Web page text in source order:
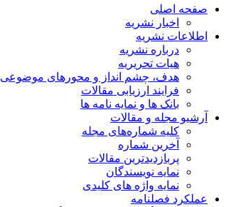
صفحه اصلی
اخبار نشریه
اطلاعات نشریه
درباره نشریه
هیات تحریریه
هدف، چشم انداز و محورهای موضوعی
فرایند ارزیابی مقالات
بانک ها و نمایه نامه ها
آرشیو مجله و مقالات
کلیه شماره‌های مجله
آخرین شماره
پربازدیدترین مقالات
نمایه نویسندگان
نمایه واژه های کلیدی
عملکرد فصلنامه